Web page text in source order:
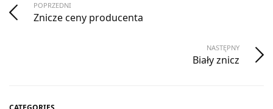
POPRZEDNI
Znicze ceny producenta
NASTĘPNY
Biały znicz